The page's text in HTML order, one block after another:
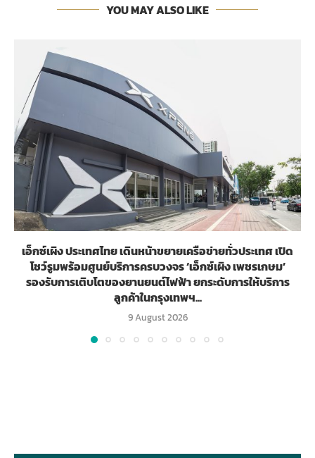
YOU MAY ALSO LIKE
เอ็กซ์เผิง ประเทศไทย เดินหน้าขยายเครือข่ายทั่วประเทศ เปิด
โชว์รูมพร้อมศูนย์บริการครบวงจร ‘เอ็กซ์เผิง เพชรเกษม’
รองรับการเติบโตของยานยนต์ไฟฟ้า ยกระดับการให้บริการ
ลูกค้าในกรุงเทพฯ...
9 August 2026